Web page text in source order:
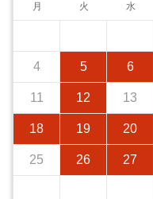
月 火 水
4 5 6
11 12 13
18 19 20
25 26 27